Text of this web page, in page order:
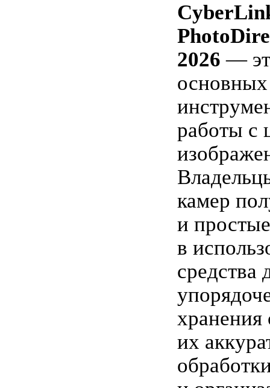
2026 —
основных
работы с
камер
и простые
в
средства
хранения
их